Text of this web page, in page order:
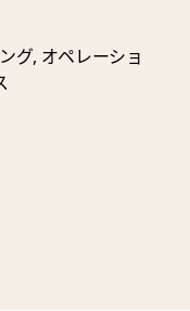
グ, オペレーショ